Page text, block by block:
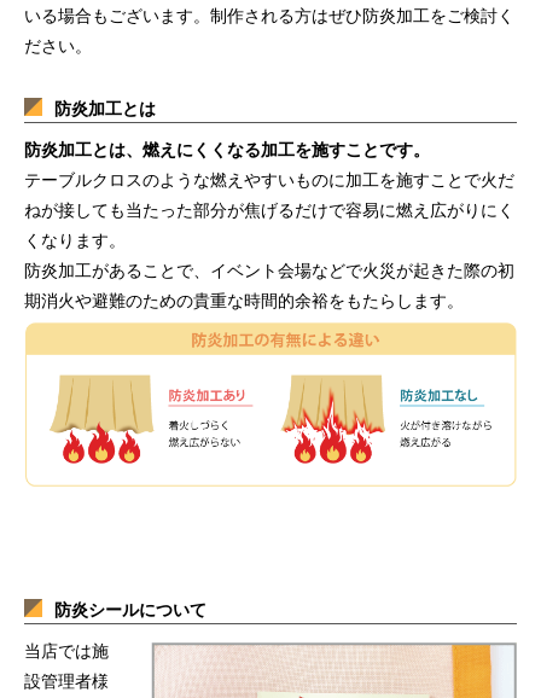
いる場合もございます。制作される方はぜひ防炎加工をご検討く
ださい。
防炎加工とは
防炎加工とは、燃えにくくなる加工を施すことです。
テーブルクロスのような燃えやすいものに加工を施すことで火だ
ねが接しても当たった部分が焦げるだけで容易に燃え広がりにく
くなります。
防炎加工があることで、イベント会場などで火災が起きた際の初
期消火や避難のための貴重な時間的余裕をもたらします。
防炎シールについて
当店では施
設管理者様